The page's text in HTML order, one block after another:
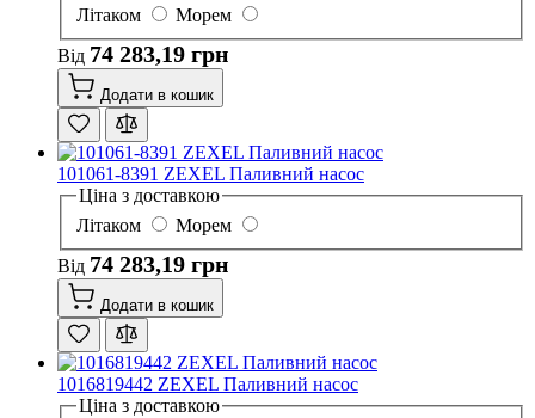
Літаком
Морем
Від 74 283,19 грн
Додати в кошик
101061-8391 ZEXEL Паливний насос
Ціна з доставкою
Літаком
Морем
Від 74 283,19 грн
Додати в кошик
1016819442 ZEXEL Паливний насос
Ціна з доставкою